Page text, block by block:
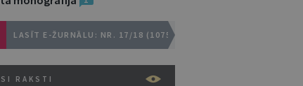
LASĪT E-ŽURNĀLU: NR. 17/18 (1075/1076)
RAKSTI